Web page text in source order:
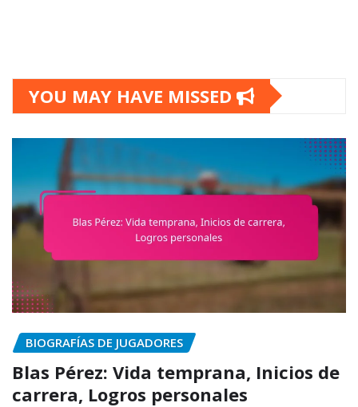
YOU MAY HAVE MISSED
BIOGRAFÍAS DE JUGADORES
Blas Pérez: Vida temprana, Inicios de
carrera, Logros personales